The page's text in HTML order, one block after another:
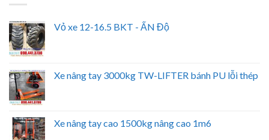
Vỏ xe 12-16.5 BKT - ẤN Độ
Xe nâng tay 3000kg TW-LIFTER bánh PU lỗi thép
Xe nâng tay cao 1500kg nâng cao 1m6